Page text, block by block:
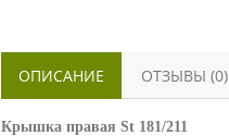
ОПИСАНИЕ ОТЗЫВЫ (0)
Крышка правая St 181/211